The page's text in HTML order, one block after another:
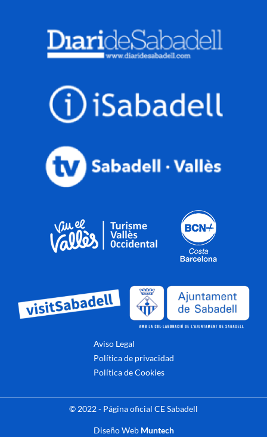
Aviso Legal
Política de privacidad
Política de Cookies
© 2022 - Página oficial CE Sabadell
Diseño Web Muntech